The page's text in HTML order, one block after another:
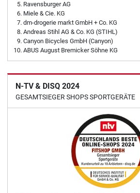
Ravensburger AG
Miele & Cie. KG
dm-drogerie markt GmbH + Co. KG
Andreas Stihl AG & Co. KG (STIHL)
Canyon Bicycles GmbH (Canyon)
ABUS August Bremicker Söhne KG
N-TV & DISQ 2024
GESAMTSIEGER SHOPS SPORTGERÄTE